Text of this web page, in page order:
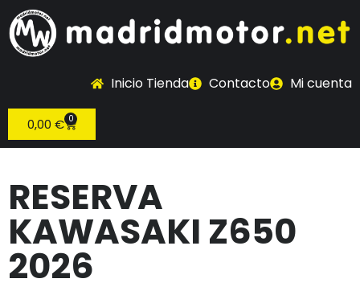
Inicio Tienda Contacto Mi cuenta
0,00 € 0
RESERVA
KAWASAKI Z650
2026